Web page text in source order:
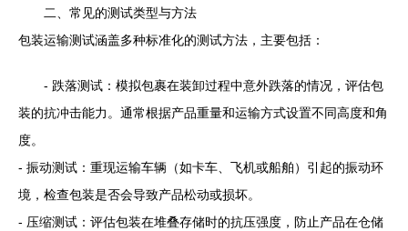
二、常见的测试类型与方法
包装运输测试涵盖多种标准化的测试方法，主要包括：
- 跌落测试：模拟包裹在装卸过程中意外跌落的情况，评估包
装的抗冲击能力。通常根据产品重量和运输方式设置不同高度和角
度。
- 振动测试：重现运输车辆（如卡车、飞机或船舶）引起的振动环
境，检查包装是否会导致产品松动或损坏。
- 压缩测试：评估包装在堆叠存储时的抗压强度，防止产品在仓储